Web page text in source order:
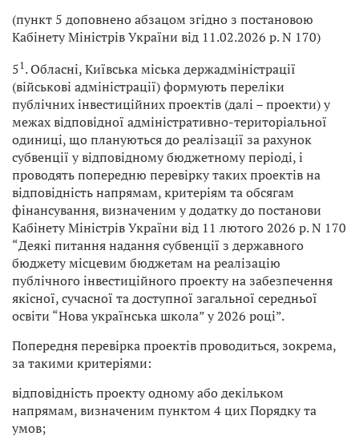
(пункт 5 доповнено абзацом згідно з постановою
Кабінету Міністрів України від 11.02.2026 р. N 170)
51. Обласні, Київська міська держадміністрації
(військові адміністрації) формують переліки
публічних інвестиційних проектів (далі – проекти) у
межах відповідної адміністративно-територіальної
одиниці, що плануються до реалізації за рахунок
субвенції у відповідному бюджетному періоді, і
проводять попередню перевірку таких проектів на
відповідність напрямам, критеріям та обсягам
фінансування, визначеним у додатку до постанови
Кабінету Міністрів України від 11 лютого 2026 р. N 170
“Деякі питання надання субвенції з державного
бюджету місцевим бюджетам на реалізацію
публічного інвестиційного проекту на забезпечення
якісної, сучасної та доступної загальної середньої
освіти “Нова українська школа” у 2026 році”.
Попередня перевірка проектів проводиться, зокрема,
за такими критеріями:
відповідність проекту одному або декільком
напрямам, визначеним пунктом 4 цих Порядку та
умов;